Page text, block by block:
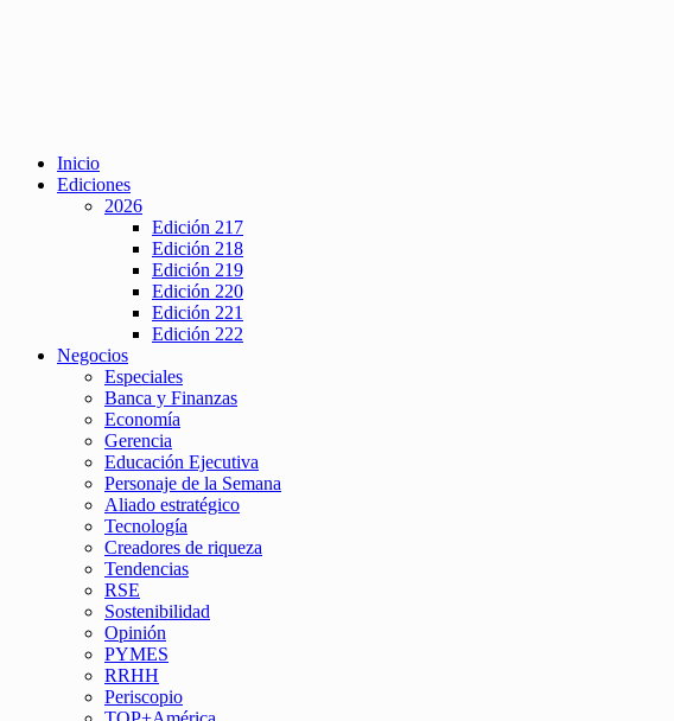
Inicio
Ediciones
2026
Edición 217
Edición 218
Edición 219
Edición 220
Edición 221
Edición 222
Negocios
Especiales
Banca y Finanzas
Economía
Gerencia
Educación Ejecutiva
Personaje de la Semana
Aliado estratégico
Tecnología
Creadores de riqueza
Tendencias
RSE
Sostenibilidad
Opinión
PYMES
RRHH
Periscopio